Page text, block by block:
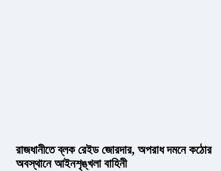
রাজধানীতে ব্লক রেইড জোরদার, অপরাধ দমনে কঠোর
অবস্থানে আইনশৃঙ্খলা বাহিনী